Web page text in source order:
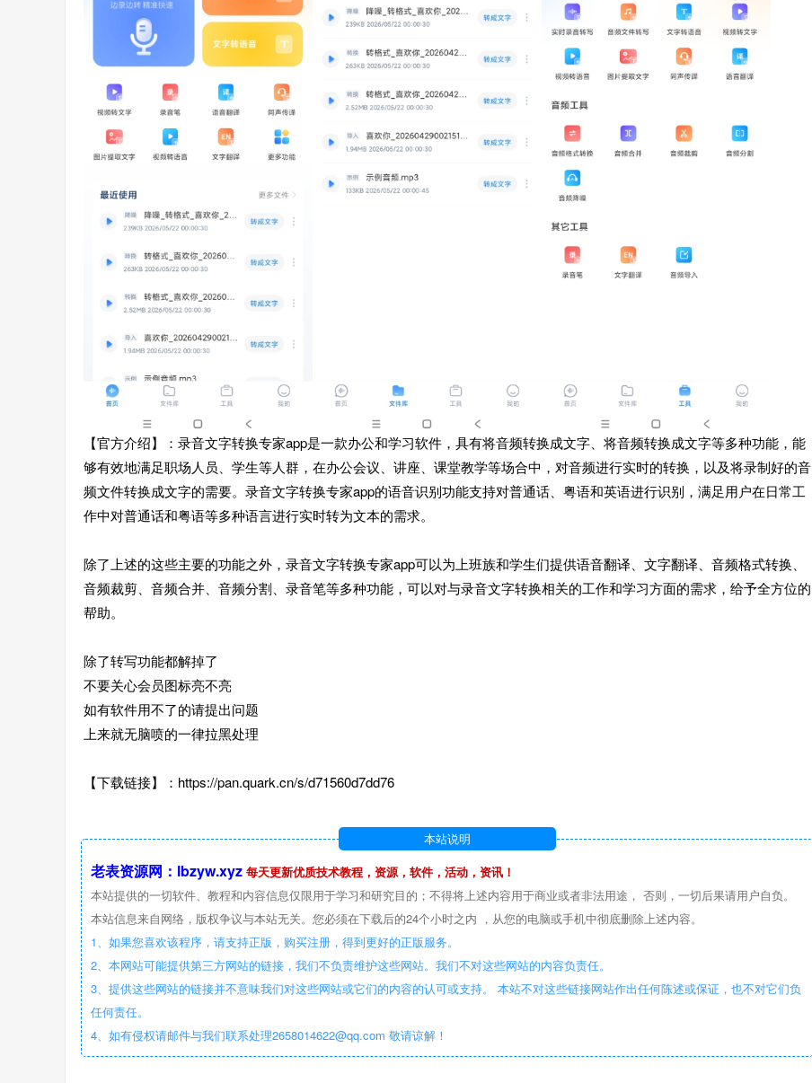
【官方介绍】：录音文字转换专家app是一款办公和学习软件，具有将音频转换成文字、将音频转换成文字等多种功能，能
够有效地满足职场人员、学生等人群，在办公会议、讲座、课堂教学等场合中，对音频进行实时的转换，以及将录制好的音
频文件转换成文字的需要。录音文字转换专家app的语音识别功能支持对普通话、粤语和英语进行识别，满足用户在日常工
作中对普通话和粤语等多种语言进行实时转为文本的需求。
除了上述的这些主要的功能之外，录音文字转换专家app可以为上班族和学生们提供语音翻译、文字翻译、音频格式转换、
音频裁剪、音频合并、音频分割、录音笔等多种功能，可以对与录音文字转换相关的工作和学习方面的需求，给予全方位的
帮助。
除了转写功能都解掉了
不要关心会员图标亮不亮
如有软件用不了的请提出问题
上来就无脑喷的一律拉黑处理
【下载链接】：https://pan.quark.cn/s/d71560d7dd76
本站说明
老表资源网：lbzyw.xyz 每天更新优质技术教程，资源，软件，活动，资讯！
本站提供的一切软件、教程和内容信息仅限用于学习和研究目的；不得将上述内容用于商业或者非法用途， 否则，一切后果请用户自负。
本站信息来自网络，版权争议与本站无关。您必须在下载后的24个小时之内 ，从您的电脑或手机中彻底删除上述内容。
1、如果您喜欢该程序，请支持正版，购买注册，得到更好的正版服务。
2、本网站可能提供第三方网站的链接，我们不负责维护这些网站。我们不对这些网站的内容负责任。
3、提供这些网站的链接并不意味我们对这些网站或它们的内容的认可或支持。 本站不对这些链接网站作出任何陈述或保证，也不对它们负
任何责任。
4、如有侵权请邮件与我们联系处理2658014622@qq.com 敬请谅解！